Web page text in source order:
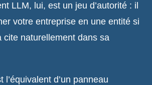
LLM, lui, est un jeu d’autorité : il
votre entreprise en une entité si
cite naturellement dans sa
l’équivalent d’un panneau